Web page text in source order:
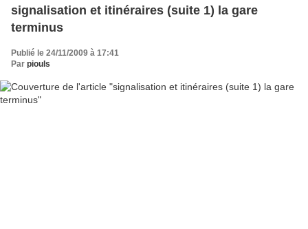
signalisation et itinéraires (suite 1) la gare
terminus
Publié le 24/11/2009 à 17:41
Par piouls